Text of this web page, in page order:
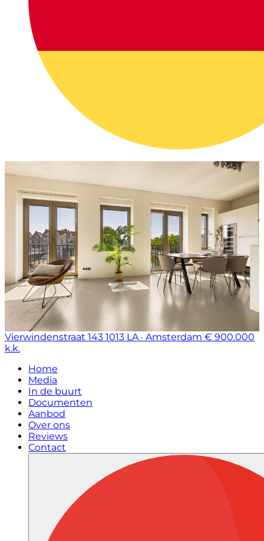
Vierwindenstraat 143 1013 LA · Amsterdam € 900.000
k.k.
Home
Media
In de buurt
Documenten
Aanbod
Over ons
Reviews
Contact